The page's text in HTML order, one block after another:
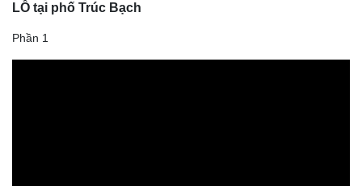
LỒ tại phố Trúc Bạch
Phần 1